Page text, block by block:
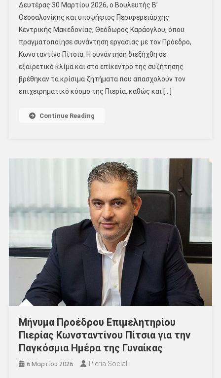
Δευτέρας 30 Μαρτίου 2026, ο Βουλευτής Β’
Θεσσαλονίκης και υποψήφιος Περιφερειάρχης
Κεντρικής Μακεδονίας, Θεόδωρος Καράογλου, όπου
πραγματοποίησε συνάντηση εργασίας με τον Πρόεδρο,
Κωνσταντίνο Πίτσια. Η συνάντηση διεξήχθη σε
εξαιρετικό κλίμα και στο επίκεντρο της συζήτησης
βρέθηκαν τα κρίσιμα ζητήματα που απασχολούν τον
επιχειρηματικό κόσμο της Πιερία, καθώς και […]
Continue Reading
Μήνυμα Προέδρου Επιμελητηρίου
Πιερίας Κωνσταντίνου Πίτσια για την
Παγκόσμια Ημέρα της Γυναίκας
6 Μαρτίου 2026 Pieria Social